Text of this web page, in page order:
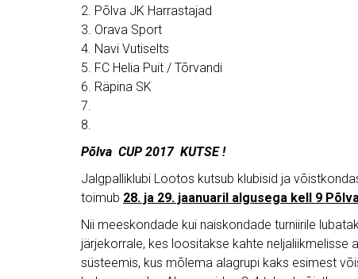
2. Põlva JK Harrastajad
3. Orava Sport
4. Navi Vutiselts
5. FC Helia Puit / Tõrvandi
6. Räpina SK
7.
8.
Põlva CUP 2017 KUTSE !
Jalgpalliklubi Lootos kutsub klubisid ja
toimub 28. ja 29. jaanuaril algusega kell 9
Nii meeskondade kui naiskondade turniirile
järjekorrale, kes loositakse kahte neljaliikmelisse
süsteemis, kus mõlema alagrupi kaks esimest